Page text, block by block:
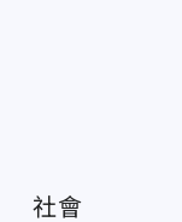
社會